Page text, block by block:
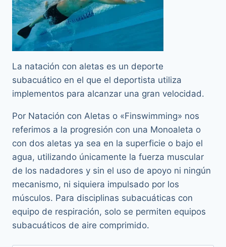
La natación con aletas es un deporte
subacuático en el que el deportista utiliza
implementos para alcanzar una gran velocidad.
Por Natación con Aletas o «Finswimming» nos
referimos a la progresión con una Monoaleta o
con dos aletas ya sea en la superficie o bajo el
agua, utilizando únicamente la fuerza muscular
de los nadadores y sin el uso de apoyo ni ningún
mecanismo, ni siquiera impulsado por los
músculos. Para disciplinas subacuáticas con
equipo de respiración, solo se permiten equipos
subacuáticos de aire comprimido.